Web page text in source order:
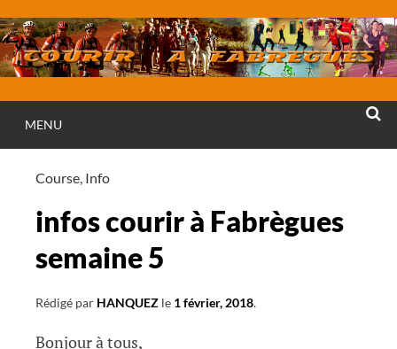
au
contenu
MENU
Course, Info
infos courir à Fabrègues
semaine 5
Rédigé par HANQUEZ le 1 février, 2018.
Bonjour à tous,